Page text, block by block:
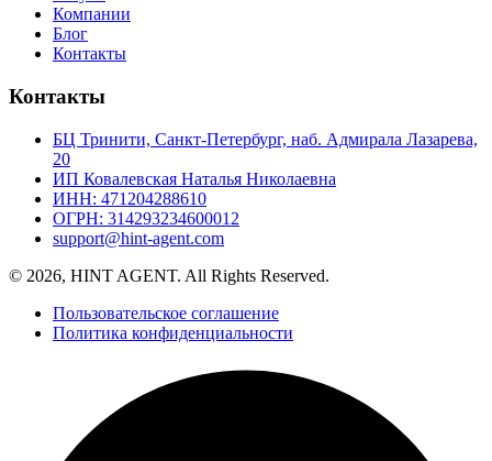
Компании
Блог
Контакты
Контакты
БЦ Тринити, Санкт-Петербург, наб. Адмирала Лазарева,
20
ИП Ковалевская Наталья Николаевна
ИНН: 471204288610
ОГРН: 314293234600012
support@hint-agent.com
© 2026, HINT AGENT. All Rights Reserved.
Пользовательское соглашение
Политика конфиденциальности